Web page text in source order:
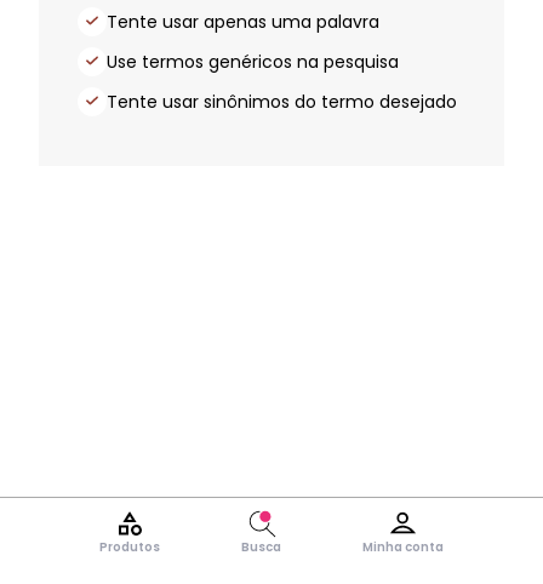
Produtos Busca Minha conta
Tente usar apenas uma palavra
Use termos genéricos na pesquisa
Tente usar sinônimos do termo desejado